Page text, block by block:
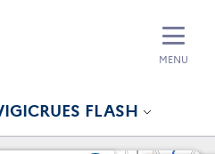
FLASH
MENU